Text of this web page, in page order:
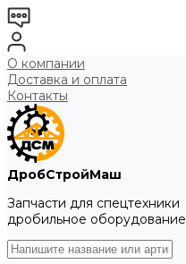
О компании
Доставка и оплата
Контакты
ДробСтройМаш
Запчасти для спецтехники
дробильное оборудование